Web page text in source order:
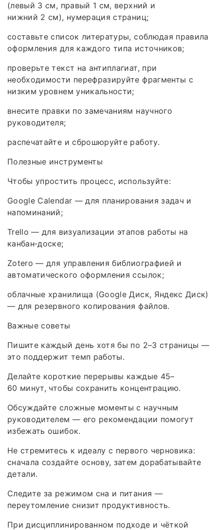
(левый 3 см, правый 1 см, верхний и
нижний 2 см), нумерация страниц;
составьте список литературы, соблюдая правила
оформления для каждого типа источников;
проверьте текст на антиплагиат, при
необходимости перефразируйте фрагменты с
низким уровнем уникальности;
внесите правки по замечаниям научного
руководителя;
распечатайте и сброшюруйте работу.
Полезные инструменты
Чтобы упростить процесс, используйте:
Google Calendar — для планирования задач и
напоминаний;
Trello — для визуализации этапов работы на
канбан‑доске;
Zotero — для управления библиографией и
автоматического оформления ссылок;
облачные хранилища (Google Диск, Яндекс Диск)
— для резервного копирования файлов.
Важные советы
Пишите каждый день хотя бы по 2–3 страницы —
это поддержит темп работы.
Делайте короткие перерывы каждые 45–
60 минут, чтобы сохранить концентрацию.
Обсуждайте сложные моменты с научным
руководителем — его рекомендации помогут
избежать ошибок.
Не стремитесь к идеалу с первого черновика:
сначала создайте основу, затем дорабатывайте
детали.
Следите за режимом сна и питания —
переутомление снизит продуктивность.
При дисциплинированном подходе и чёткой